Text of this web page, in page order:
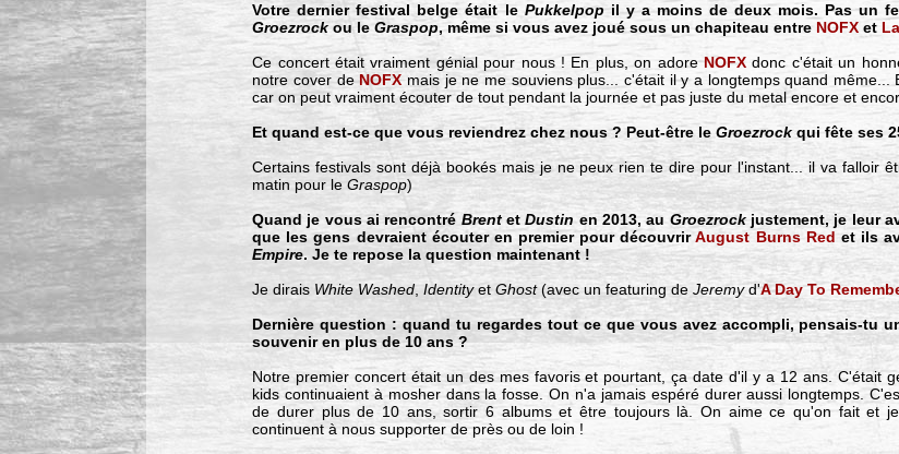
Votre dernier festival belge était le Pukkelpopil y a moins de deux mois. Pas un
Groezrockou leGraspop, même si vous avez joué sous un chapiteau entreNOFX et
Ce concert était vraiment génial pour nous ! En plus, on adoreNOFX donc c'était un
notre cover deNOFXmais je ne me souviens plus... c'était il y a longtemps quand même...
car on peut vraiment écouter de tout pendant la journée et pas juste du metal encore et
Et quand est-ce que vous reviendrez chez nous ? Peut-être leGroezrockqui fête ses
Certains festivals sont déjà bookés mais je ne peux rien te dire pour l'instant... il va falloir
matin pour leGraspop)
Quand je vous ai rencontré BrentetDustinen 2013, au Groezrock justement, je leur
que les gens devraient écouter en premier pour découvrirAugust Burns Red et ils
Empire. Je te repose la question maintenant !
Je dirais White Washed ,IdentityetGhost(avec un featuring deJeremyd'A Day To
Dernière question : quand tu regardes tout ce que vous avez accompli, pensais-tu
souvenir en plus de 10 ans ?
Notre premier concert était un des mes favoris et pourtant, ça date d'il y a 12 ans. C'était
kids continuaient à mosher dans la fosse. On n'a jamais espéré durer aussi longtemps.
de durer plus de 10 ans, sortir 6 albums et être toujours là. On aime ce qu'on fait et
continuent à nous supporter de près ou de loin !